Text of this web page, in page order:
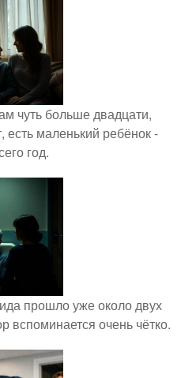
чуть больше двадцати,
есть маленький ребёнок -
год.
прошло уже около двух
вспоминается очень чётко.